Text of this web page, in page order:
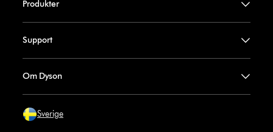
Produkter
Support
Om Dyson
Sverige